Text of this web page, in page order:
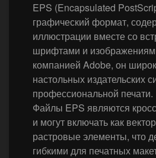
EPS (Encapsulated
графический формат,
иллюстрации вместе со
шрифтами и
компанией Adobe, он
настольных издательских
профессиональной печати.
Файлы EPS являются
и могут включать как
растровые элементы, что
гибкими для печатных